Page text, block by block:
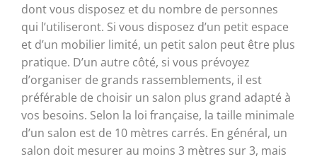
dont vous disposez et du nombre de personnes
qui l’utiliseront. Si vous disposez d’un petit espace
et d’un mobilier limité, un petit salon peut être plus
pratique. D’un autre côté, si vous prévoyez
d’organiser de grands rassemblements, il est
préférable de choisir un salon plus grand adapté à
vos besoins. Selon la loi française, la taille minimale
d’un salon est de 10 mètres carrés. En général, un
salon doit mesurer au moins 3 mètres sur 3, mais